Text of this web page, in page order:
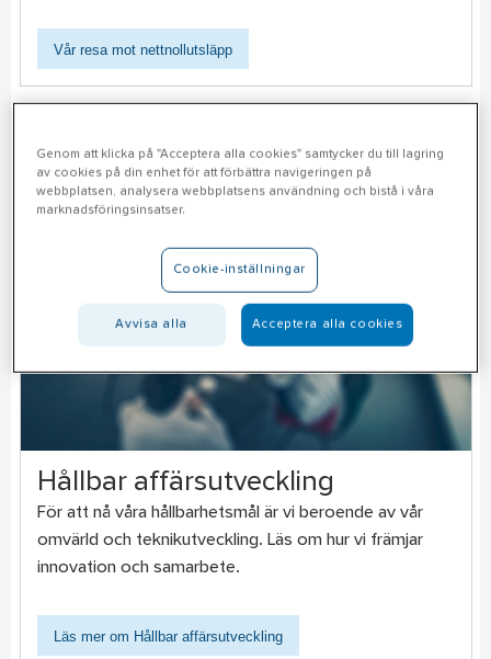
Vår resa mot nettnollutsläpp
Hållbar affärsutveckling
För att nå våra hållbarhetsmål är vi beroende av vår
omvärld och teknikutveckling. Läs om hur vi främjar
innovation och samarbete.
Läs mer om Hållbar affärsutveckling
Genom att klicka på "Acceptera alla cookies" samtycker du till lagring
av cookies på din enhet för att förbättra navigeringen på
webbplatsen, analysera webbplatsens användning och bistå i våra
marknadsföringsinsatser.
Cookie-inställningar
Avvisa alla Acceptera alla cookies